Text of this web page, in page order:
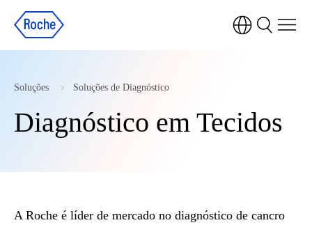
Soluções Soluções de Diagnóstico
Diagnóstico em Tecidos
A Roche é líder de mercado no diagnóstico de cancro